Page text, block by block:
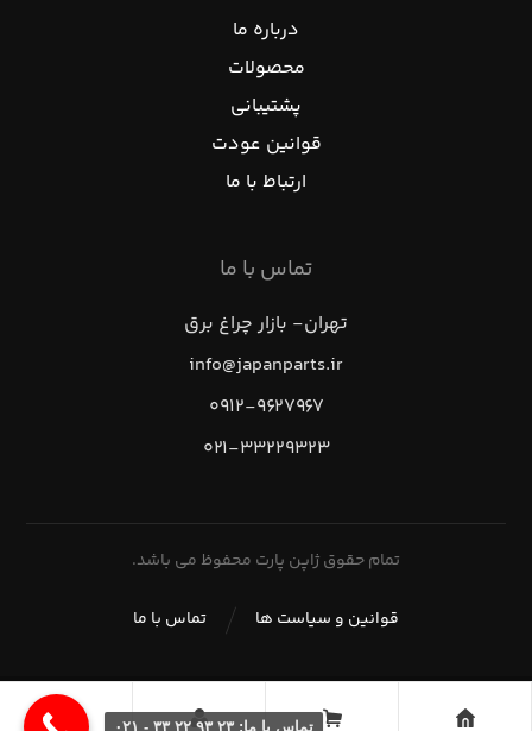
درباره ما
محصولات
پشتیبانی
قوانین عودت
ارتباط با ما
تماس با ما
تهران- بازار چراغ برق
info@japanparts.ir
۰۹۱۲-۹۶۲۷۹۶۷
۰۲۱-۳۳۲۲۹۳۲۳
تمام حقوق ژاپن پارت محفوظ می باشد.
تماس با ما قوانین و سیاست ها
تماس با ما: ۲۳ ۹۳ ۲۲ ۳۳ - ۰۲۱